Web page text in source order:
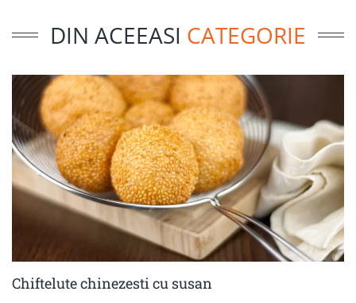
DIN ACEEASI CATEGORIE
Chiftelute chinezesti cu susan